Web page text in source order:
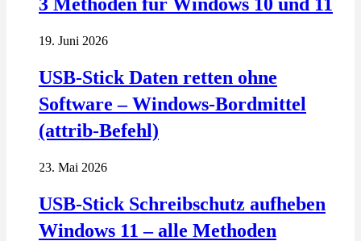
3 Methoden für Windows 10 und 11
19. Juni 2026
USB-Stick Daten retten ohne
Software – Windows-Bordmittel
(attrib-Befehl)
23. Mai 2026
USB-Stick Schreibschutz aufheben
Windows 11 – alle Methoden